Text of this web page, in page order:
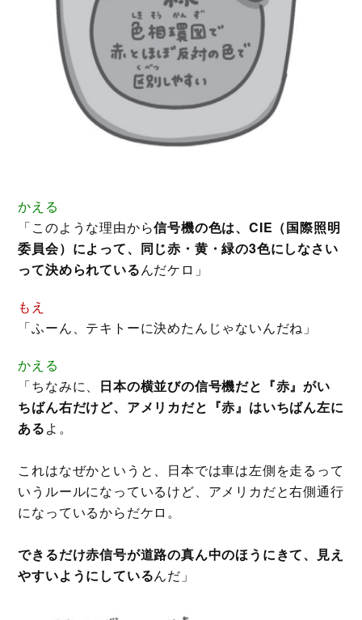
かえる
「このような理由から信号機の色は、CIE（国際照明
委員会）によって、同じ赤・黄・緑の3色にしなさい
って決められているんだケロ」
もえ
「ふーん、テキトーに決めたんじゃないんだね」
かえる
「ちなみに、 日本の横並びの信号機だと『赤』がい
ちばん右だけど、アメリカだと『赤』はいちばん左に
あるよ。
これはなぜかというと、日本では車は左側を走るって
いうルールになっているけど、アメリカだと右側通行
になっているからだケロ。
できるだけ赤信号が道路の真ん中のほうにきて、見え
やすいようにしているんだ」